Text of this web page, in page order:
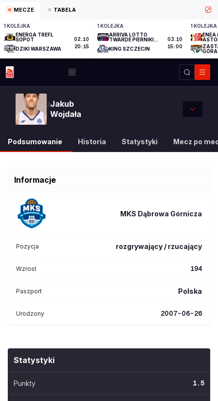
MECZE TABELA
1 KOLEJKA
ENERGA TREFL
SOPOT
DZIKI WARSZAWA
02.10
20:15
1 KOLEJKA
ARRIVA LOTTO
TWARDE PIERNIKI
KING SZCZECIN
03.10
15:00
1 KOLEJKA
ENEA
GÓRA
2Jakub
Wojdała
Podsumowanie Historia Statystyki Mecz po
Informacje
MKS Dąbrowa Górnicza
Pozycja rozgrywający / rzucający
Wzrost 194
Paszport Polska
Urodzony 2007-06-26
Statystyki
Punkty 1.5